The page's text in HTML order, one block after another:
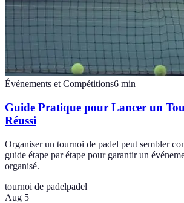
Événements et Compétitions6 min
Guide Pratique pour Lancer un
Réussi
Organiser un tournoi de padel peut sembler
guide étape par étape pour garantir un
organisé.
tournoi de padelpadel
Aug 5